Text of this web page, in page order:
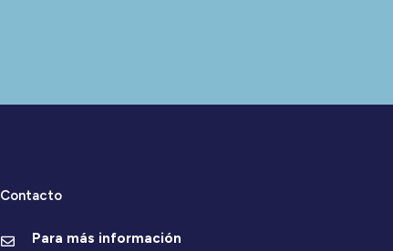
Contacto
Para más información